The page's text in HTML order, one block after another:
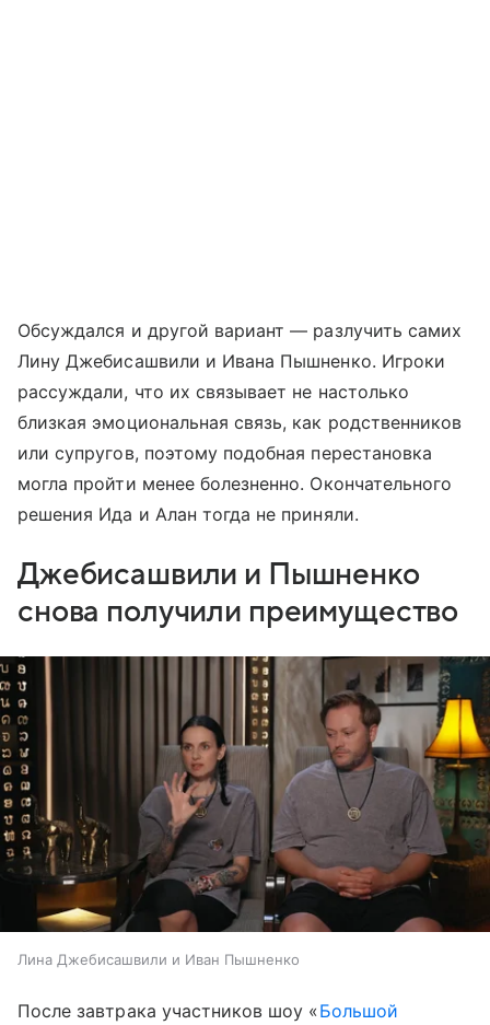
Обсуждался и другой вариант — разлучить самих
Лину Джебисашвили и Ивана Пышненко. Игроки
рассуждали, что их связывает не настолько
близкая эмоциональная связь, как родственников
или супругов, поэтому подобная перестановка
могла пройти менее болезненно. Окончательного
решения Ида и Алан тогда не приняли.
Джебисашвили и Пышненко
снова получили преимущество
Лина Джебисашвили и Иван Пышненко
После завтрака участников шоу «Большой